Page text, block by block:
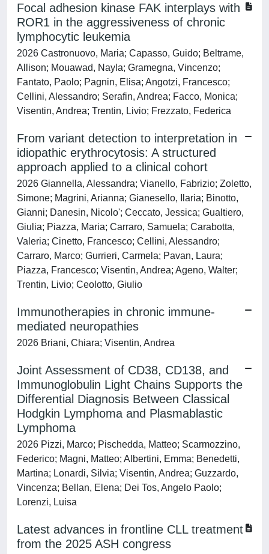
Focal adhesion kinase FAK interplays with
ROR1 in the aggressiveness of chronic
lymphocytic leukemia
2026 Castronuovo, Maria; Capasso, Guido; Beltrame,
Allison; Mouawad, Nayla; Gramegna, Vincenzo;
Fantato, Paolo; Pagnin, Elisa; Angotzi, Francesco;
Cellini, Alessandro; Serafin, Andrea; Facco, Monica;
Visentin, Andrea; Trentin, Livio; Frezzato, Federica
From variant detection to interpretation in
idiopathic erythrocytosis: A structured
approach applied to a clinical cohort
2026 Giannella, Alessandra; Vianello, Fabrizio; Zoletto,
Simone; Magrini, Arianna; Gianesello, Ilaria; Binotto,
Gianni; Danesin, Nicolo'; Ceccato, Jessica; Gualtiero,
Giulia; Piazza, Maria; Carraro, Samuela; Carabotta,
Valeria; Cinetto, Francesco; Cellini, Alessandro;
Carraro, Marco; Gurrieri, Carmela; Pavan, Laura;
Piazza, Francesco; Visentin, Andrea; Ageno, Walter;
Trentin, Livio; Ceolotto, Giulio
Immunotherapies in chronic immune-
mediated neuropathies
2026 Briani, Chiara; Visentin, Andrea
Joint Assessment of CD38, CD138, and
Immunoglobulin Light Chains Supports the
Differential Diagnosis Between Classical
Hodgkin Lymphoma and Plasmablastic
Lymphoma
2026 Pizzi, Marco; Pischedda, Matteo; Scarmozzino,
Federico; Magni, Matteo; Albertini, Emma; Benedetti,
Martina; Lonardi, Silvia; Visentin, Andrea; Guzzardo,
Vincenza; Bellan, Elena; Dei Tos, Angelo Paolo;
Lorenzi, Luisa
Latest advances in frontline CLL treatment
from the 2025 ASH congress